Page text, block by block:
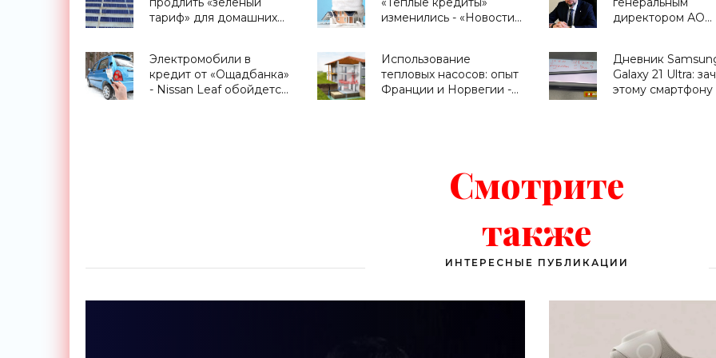
прикладной
электроники
тариф» для домашних
Электроники»
изменились - «Новости
директором АО
преддверии
Электромобили в
кредит от «Ощадбанка»
- Nissan Leaf обойдется
Использование
тепловых насосов: опыт
Франции и Норвегии -
Дневник
Galaxy 21 Ultra:
этому смартфону
Смотрите
также
ИНТЕРЕСНЫЕ ПУБЛИКАЦИИ